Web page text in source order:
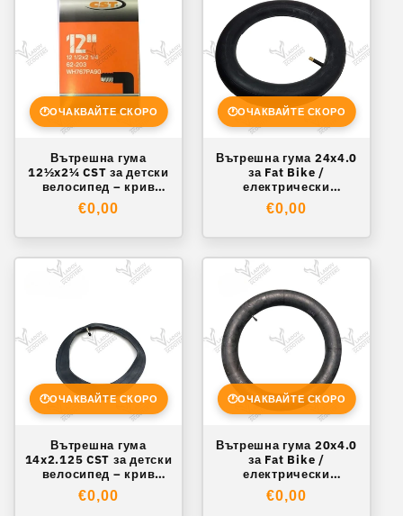
🕐ОЧАКВАЙТЕ СКОРО
Вътрешна гума
12½x2¼ CST за детски
велосипед – крив
вентил 90°
Обичайна
€0,00
🕐ОЧАКВАЙТЕ СКОРО
Вътрешна гума 24x4.0
за Fat Bike /
електрически
велосипед – AV вентил
Обичайна
€0,00
🕐ОЧАКВАЙТЕ СКОРО
Вътрешна гума
14x2.125 CST за детски
велосипед – крив
вентил
Обичайна
€0,00
🕐ОЧАКВАЙТЕ СКОРО
Вътрешна гума 20x4.0
за Fat Bike /
електрически
велосипед – AV вентил
Обичайна
€0,00